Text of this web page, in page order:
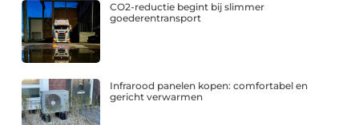
CO2-reductie begint bij slimmer
goederentransport
Infrarood panelen kopen: comfortabel en
gericht verwarmen